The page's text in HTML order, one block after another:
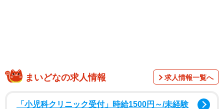
まいどなの求人情報 求人情報一覧へ
「小児科クリニック受付」時給1500円～/未経験